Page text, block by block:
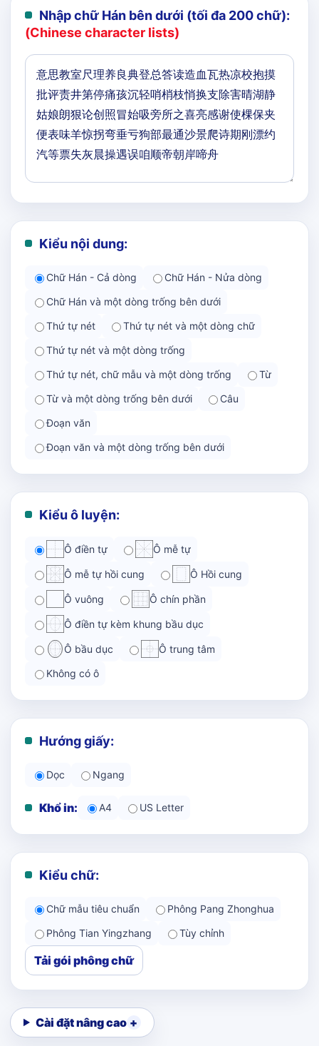
Nhập chữ Hán bên dưới (tối đa 200 chữ):
(Chinese character lists)
Kiểu nội dung:
Chữ Hán - Cả dòng
Chữ Hán - Nửa dòng
Chữ Hán và một dòng trống bên dưới
Thứ tự nét
Thứ tự nét và một dòng chữ
Thứ tự nét và một dòng trống
Thứ tự nét, chữ mẫu và một dòng trống
Từ
Từ và một dòng trống bên dưới
Câu
Đoạn văn
Đoạn văn và một dòng trống bên dưới
Kiểu ô luyện:
Ô điền tự Ô mễ tự
Ô mễ tự hồi cung Ô Hồi cung
Ô vuông Ô chín phần
Ô điền tự kèm khung bầu dục
Ô bầu dục Ô trung tâm
Không có ô
Hướng giấy:
Dọc Ngang
Khổ in: A4 US Letter
Kiểu chữ:
Chữ mẫu tiêu chuẩn
Phông Pang Zhonghua
Phông Tian Yingzhang
Tùy chỉnh
Tải gói phông chữ
Cài đặt nâng cao